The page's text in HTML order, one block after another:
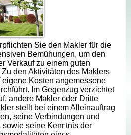
Sie den Makler für die
Bemühungen, um den
Verkauf zu einem guten
den Aktivitäten des Maklers
eigene Kosten angemessene
Im Gegenzug verzichtet
andere Makler oder Dritte
stellt bei einem Alleinauftrag
seine Verbindungen und
sowie seine Kenntnis der